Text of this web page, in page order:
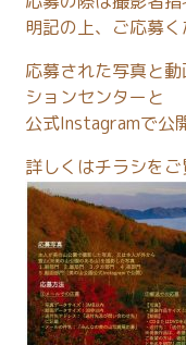
明記の上、ご応募く
応募された写真と
ションセンターと
公式Instagramで公
詳しくはチラシを